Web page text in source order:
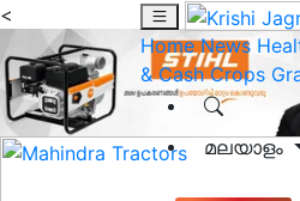
<
Home News
& Cash Crops
മലയാളം